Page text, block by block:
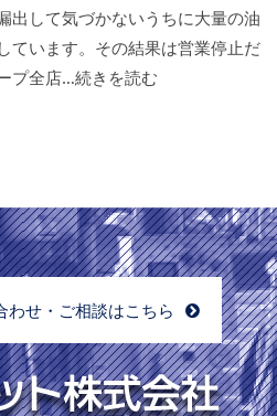
出して気づかないうちに大量の油
ています。その結果は営業停止だ
プ全店…続きを読む
わせ・ご相談はこちら